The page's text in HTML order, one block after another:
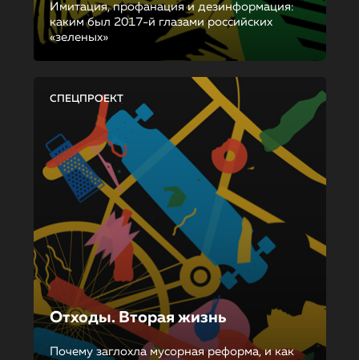
Имитация, профанация и дезинформация:
каким был 2017-й глазами российских
«зеленых»
СПЕЦПРОЕКТ
Отходы. Вторая жизнь
Почему заглохла мусорная реформа, и как